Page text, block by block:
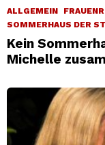
ALLGEMEIN
SOMMERHAUS DER
Kein
Michelle